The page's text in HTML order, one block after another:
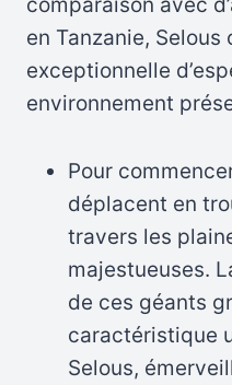
en Tanzanie,
exceptionnelle
environnement
Pour
déplacent en
travers les
majestueuses.
de ces géants
caractéristique
Selous,